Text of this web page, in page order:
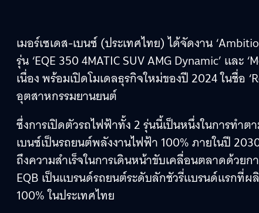
เมอร์เซเดส-เบนซ์ (ประเทศไทย) ได้จัดงาน
รุ่น ‘EQE 350 4MATIC SUV AMG Dynamic’ และ
เนื่อง พร้อมเปิดโมเดลธุรกิจใหม่ของปี 2024 ในชื่อ
อุตสาหกรรมยานยนต์
ซึ่งการเปิดตัวรถไฟฟ้าทั้ง 2 รุ่นนี้เป็นหนึ่งในการทำ
เบนซ์เป็นรถยนต์พลังงานไฟฟ้า 100% ภายในปี
ถึงความสำเร็จในการเดินหน้าขับเคลื่อนตลาดด้วย
EQB เป็นแบรนด์รถยนต์ระดับลักชัวรี่แบรนด์แรกที่
100% ในประเทศไทย